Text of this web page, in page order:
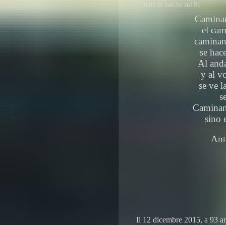
ponte di barche sul Po
el
se
Al
y al
se ve
sino
Il 12 dicembre 2015, a 93